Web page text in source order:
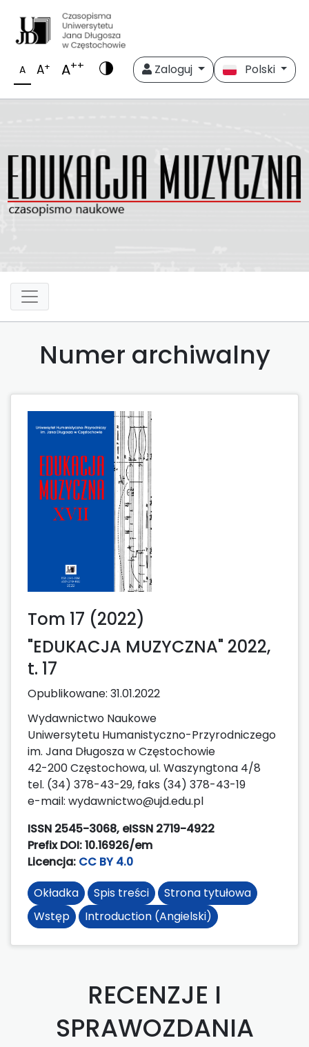
A A+ A++ Zaloguj Polski
Numer archiwalny
Tom 17 (2022)
"EDUKACJA MUZYCZNA" 2022,
t. 17
Opublikowane: 31.01.2022
Wydawnictwo Naukowe
Uniwersytetu Humanistyczno-Przyrodniczego
im. Jana Długosza w Częstochowie
42-200 Częstochowa, ul. Waszyngtona 4/8
tel. (34) 378-43-29, faks (34) 378-43-19
e-mail: wydawnictwo@ujd.edu.pl
ISSN 2545-3068, eISSN 2719-4922
Prefix DOI: 10.16926/em
Licencja: CC BY 4.0
Okładka
Spis treści
Strona tytułowa
Wstęp
Introduction (Angielski)
RECENZJE I
SPRAWOZDANIA